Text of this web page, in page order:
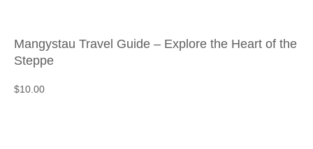
Mangystau Travel Guide – Explore the Heart of the
Steppe
$10.00